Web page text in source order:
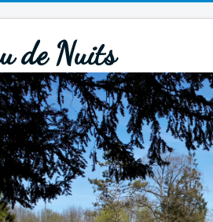
de Nuits